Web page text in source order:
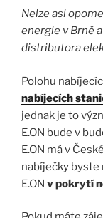
Nelze asi
energie v Brně
distributora
Polohu
nabíjecích
jednak je to
E.ON bude v
E.ON má v
nabíječky byste
E.ON v pokrytí